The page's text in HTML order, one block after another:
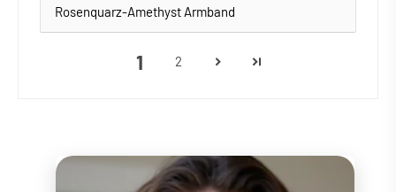
Rosenquarz-Amethyst Armband
1 2